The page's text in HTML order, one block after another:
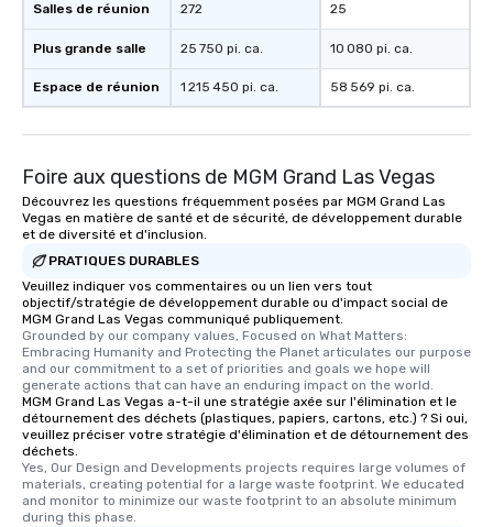
Salles de réunion
Plus grande salle
Espace de réunion
272
25 750 pi. ca.
1 215 450 pi. ca.
25
10 080 pi. ca.
58 569 pi. ca.
Foire aux questions de MGM Grand Las Vegas
Découvrez les questions fréquemment posées par MGM Grand Las
Vegas en matière de santé et de sécurité, de développement durable
et de diversité et d'inclusion.
PRATIQUES DURABLES
Veuillez indiquer vos commentaires ou un lien vers tout
objectif/stratégie de développement durable ou d'impact social de
MGM Grand Las Vegas communiqué publiquement.
Grounded by our company values, Focused on What Matters:
Embracing Humanity and Protecting the Planet articulates our purpose
and our commitment to a set of priorities and goals we hope will
generate actions that can have an enduring impact on the world.
MGM Grand Las Vegas a-t-il une stratégie axée sur l'élimination et le
détournement des déchets (plastiques, papiers, cartons, etc.) ? Si oui,
veuillez préciser votre stratégie d'élimination et de détournement des
déchets.
Yes, Our Design and Developments projects requires large volumes of
materials, creating potential for a large waste footprint. We educated
and monitor to minimize our waste footprint to an absolute minimum
during this phase.